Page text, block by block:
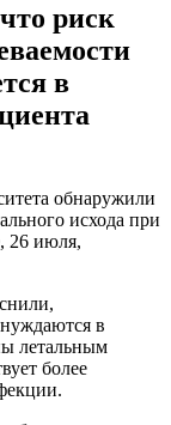
риск
в
обнаружили
исхода при
26 июля,
в
летальным
более